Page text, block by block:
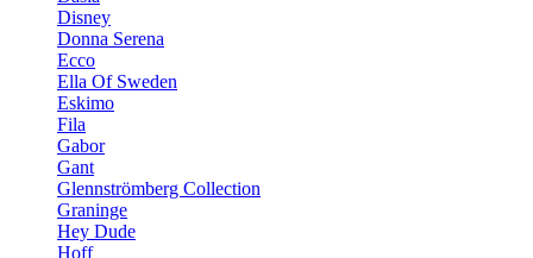
Disney
Donna Serena
Ecco
Ella Of Sweden
Eskimo
Fila
Gabor
Gant
Glennströmberg Collection
Graninge
Hey Dude
Hoff